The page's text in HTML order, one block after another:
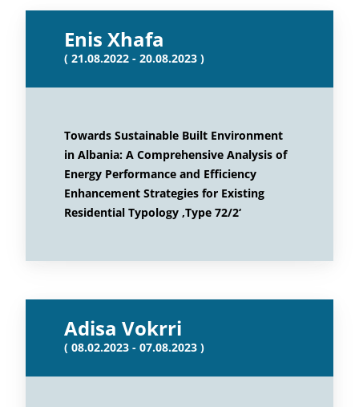
Enis Xhafa
( 21.08.2022 - 20.08.2023 )
Towards Sustainable Built Environment
in Albania: A Comprehensive Analysis of
Energy Performance and Efficiency
Enhancement Strategies for Existing
Residential Typology ‚Type 72/2‘
Adisa Vokrri
( 08.02.2023 - 07.08.2023 )